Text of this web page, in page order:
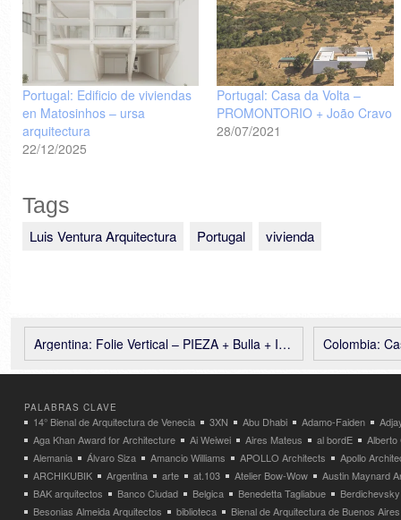
Portugal: Edificio de viviendas
en Matosinhos – ursa
arquitectura
22/12/2025
Portugal: Casa da Volta –
PROMONTORIO + João Cravo
28/07/2021
Tags
Luis Ventura Arquitectura Portugal vivienda
Colombia: Casa
Argentina: Folie Vertical – PIEZA + Bulla + IR Arquitectura
PALABRAS CLAVE
14° Bienal de Arquitectura de Venecia 3XN Abu Dhabi Adamo-Faiden
Aga Khan Award for Architecture
Ai Weiwei Aires Mateus al bordE
Alberto
Alemania
Álvaro Siza Amancio Williams APOLLO Architects
Apollo
ARCHIKUBIK
Argentina arte at.103 Atelier Bow-Wow
Austin Maynard
BAK arquitectos
Banco Ciudad Belgica Benedetta Tagliabue
Besonias Almeida Arquitectos
biblioteca
Bienal de Arquitectura de Buenos Aires